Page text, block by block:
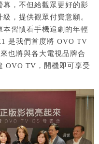
幕，不但給觀眾更好的影
，提供觀眾付費意願。
習慣看手機追劇的年輕
是我們首度將 OVO TV
也將與各大電視品牌合
OVO TV，開機即可享受